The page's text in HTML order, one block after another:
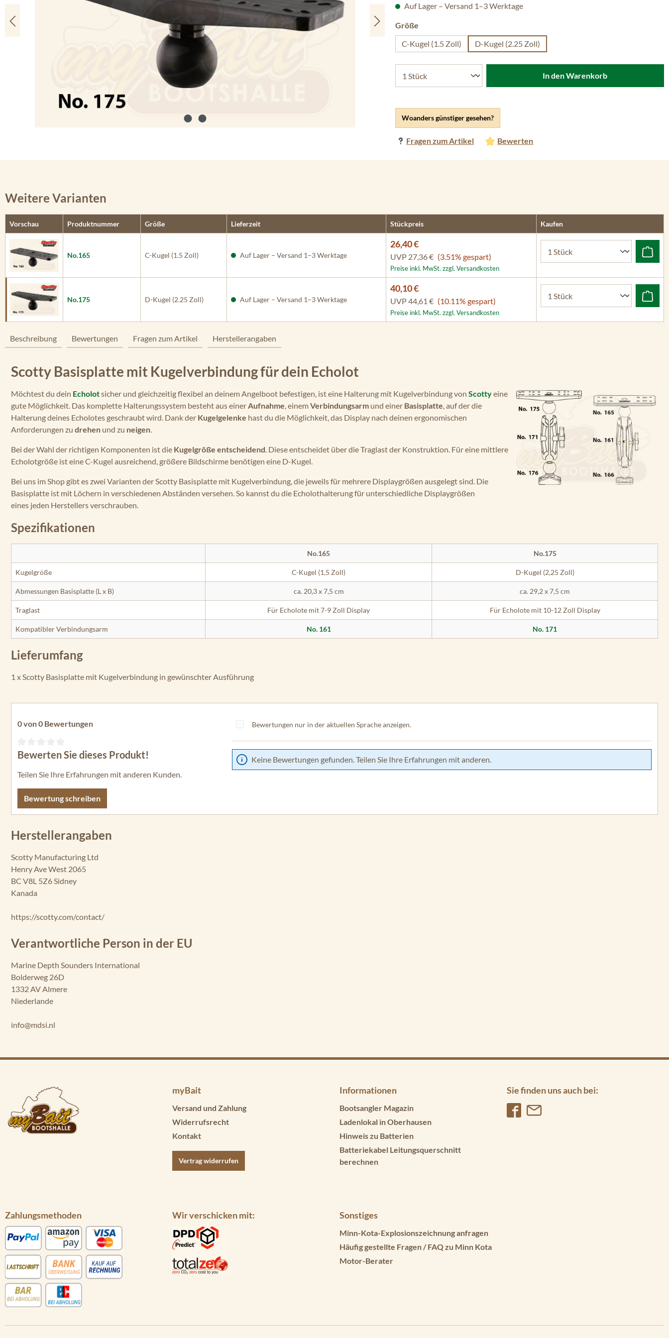
Woanders günstiger gesehen?
Fragen zum Artikel Bewerten
Auf Lager – Versand 1–3 Werktage
Größe
C-Kugel (1.5 Zoll)
D-Kugel (2.25 Zoll)
In den Warenkorb
Weitere Varianten
Vorschau Produktnummer Größe Lieferzeit Stückpreis Kaufen
No.165 C-Kugel (1.5 Zoll) Auf Lager – Versand 1–3 Werktage
26,40 €
UVP 27,36 € (3.51% gespart)
Preise inkl. MwSt. zzgl. Versandkosten
No.175 D-Kugel (2.25 Zoll) Auf Lager – Versand 1–3 Werktage
40,10 €
UVP44,61 € (10.11% gespart)
Preise inkl. MwSt. zzgl. Versandkosten
Beschreibung Bewertungen Fragen zum Artikel Herstellerangaben
Scotty Basisplatte mit Kugelverbindung für dein Echolot
Möchtest du dein Echolotsicher und gleichzeitig flexibel an deinem Angelboot befestigen, ist eine Halterung mit Kugelverbindung von Scottyeine
gute Möglichkeit. Das komplette Halterungssystem besteht aus einerAufnahme, einemVerbindungsarm und einer Basisplatte, auf der die
Halterung deines Echolotes geschraubt wird. Dank der Kugelgelenke hast du die Möglichkeit, das Display nach deinen ergonomischen
Anforderungen zu drehen und zu neigen.
Bei der Wahl der richtigen Komponenten ist die Kugelgröße entscheidend. Diese entscheidet über die Traglast der Konstruktion. Für eine mittlere
Echolotgröße ist eine C-Kugel ausreichend, größere Bildschirme benötigen eine D-Kugel.
Bei uns im Shop gibt es zwei Varianten der Scotty Basisplatte mit Kugelverbindung, die jeweils für mehrere Displaygrößen ausgelegt sind. Die
Basisplatte ist mit Löchern in verschiedenen Abständen versehen. So kannst du die Echolothalterung für unterschiedliche Displaygrößen
eines jeden Herstellers verschrauben.
Spezifikationen
No.165 No.175
Kugelgröße C-Kugel (1,5 Zoll) D-Kugel (2,25 Zoll)
Abmessungen Basisplatte (L x B) ca. 20,3 x 7,5 cm ca. 29,2 x 7,5 cm
Traglast Für Echolote mit 7-9 Zoll Display Für Echolote mit 10-12 Zoll Display
Kompatibler Verbindungsarm No. 161 No. 171
Lieferumfang
1 x Scotty Basisplatte mit Kugelverbindung in gewünschter Ausführung
0 von 0 Bewertungen
Durchschnittliche Bewertung von 0 von 5 Sternen
Bewerten Sie dieses Produkt!
Teilen Sie Ihre Erfahrungen mit anderen Kunden.
Bewertung schreiben
Bewertungen nur in der aktuellen Sprache anzeigen.
Keine Bewertungen gefunden. Teilen Sie Ihre Erfahrungen mit anderen.
Herstellerangaben
Scotty Manufacturing Ltd
Henry Ave West 2065
BC V8L 5Z6 Sidney
Kanada
https://scotty.com/contact/
Verantwortliche Person in der EU
Marine Depth Sounders International
Bolderweg 26D
1332 AV Almere
Niederlande
info@mdsi.nl
myBait
Versand und Zahlung
Widerrufsrecht
Kontakt
Vertrag widerrufen
Informationen
Bootsangler Magazin
Ladenlokal in Oberhausen
Hinweis zu Batterien
Batteriekabel Leitungsquerschnitt
berechnen
Sie finden uns auch bei:
Zahlungsmethoden Wir verschicken mit: Sonstiges
Minn-Kota-Explosionszeichnung anfragen
Häufig gestellte Fragen / FAQ zu Minn Kota
Motor-Berater